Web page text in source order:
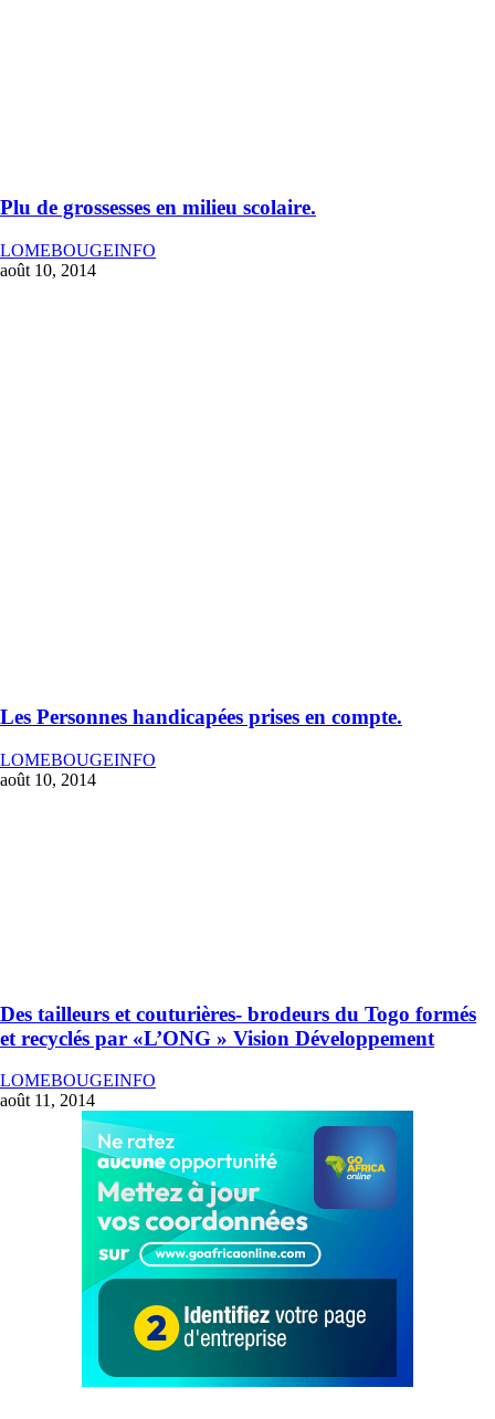
Plu de grossesses en milieu scolaire.
LOMEBOUGEINFO
août 10, 2014
Les Personnes handicapées prises en compte.
LOMEBOUGEINFO
août 10, 2014
Des tailleurs et couturières- brodeurs du Togo formés
et recyclés par «L’ONG » Vision Développement
LOMEBOUGEINFO
août 11, 2014